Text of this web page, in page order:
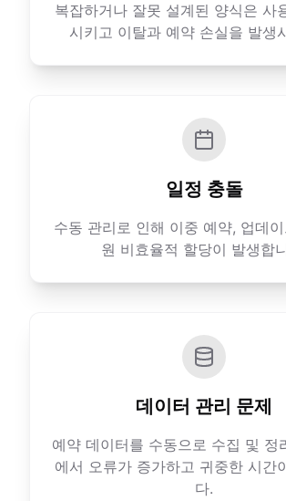
복잡하거나 잘못 설계된 양식은 사
시키고 이탈과 예약 손실을 발생
일정 충돌
수동 관리로 인해 이중 예약, 업데
원 비효율적 할당이 발생합
데이터 관리 문제
예약 데이터를 수동으로 수집 및 정
에서 오류가 증가하고 귀중한 시간
다.